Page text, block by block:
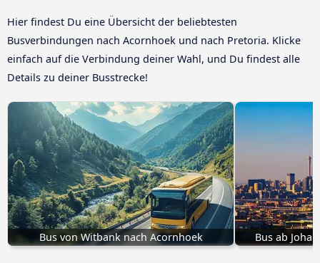
Hier findest Du eine Übersicht der beliebtesten
Busverbindungen nach Acornhoek und nach Pretoria. Klicke
einfach auf die Verbindung deiner Wahl, und Du findest alle
Details zu deiner Busstrecke!
Bus von Witbank nach Acornhoek Bus ab